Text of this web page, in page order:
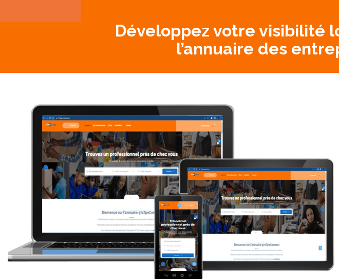
Développez votre visibilité
l’annuaire des